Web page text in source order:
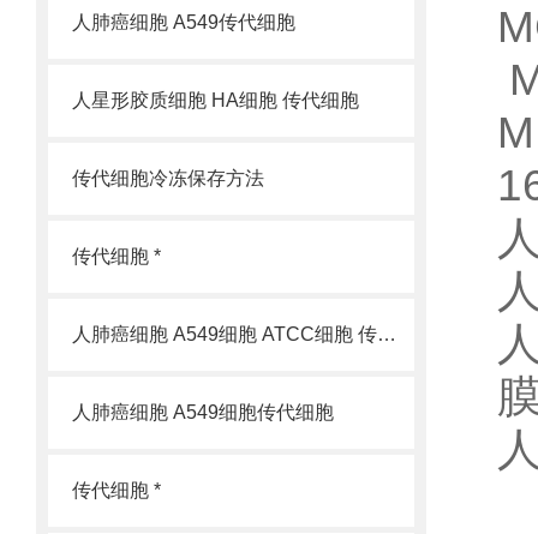
人肺癌细胞 A549传代细胞
人星形胶质细胞 HA细胞 传代细胞
传代细胞冷冻保存方法
传代细胞 *
人肺癌细胞 A549细胞 ATCC细胞 传代细胞
人肺癌细胞 A549细胞传代细胞
传代细胞 *